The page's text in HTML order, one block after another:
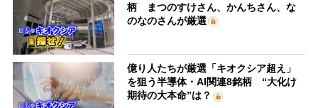
柄 まつのすけさん、かんちさん、な
のなのさんが厳選
億り人たちが厳選「キオクシア超え」
を狙う半導体・AI関連8銘柄 “大化け
期待の大本命”は？